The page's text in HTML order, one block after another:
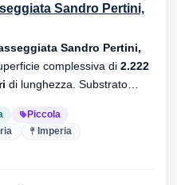
Sandro Pertini,
Sandro Pertini,
complessiva di 2.222
di lunghezza. Substrato
Piccola
Imperia